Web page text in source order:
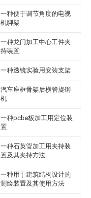
一种便于调节角度的电视
机脚架
一种龙门加工中心工件夹
持装置
一种透镜实验用安装支架
汽车座框骨架后横管旋铆
机
一种pcba板加工用定位装
置
一种石英管加工用夹持装
置及其夹持方法
一种用于建筑结构设计的
测绘装置及其使用方法